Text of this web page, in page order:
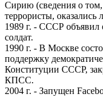
Сирию (сведения о том,
террористы,
1989 г. - СССР объявил
солдат.
1990 г. - В Москве
поддержку
Конституции СССР,
КПСС.
2004 г. - Запущен